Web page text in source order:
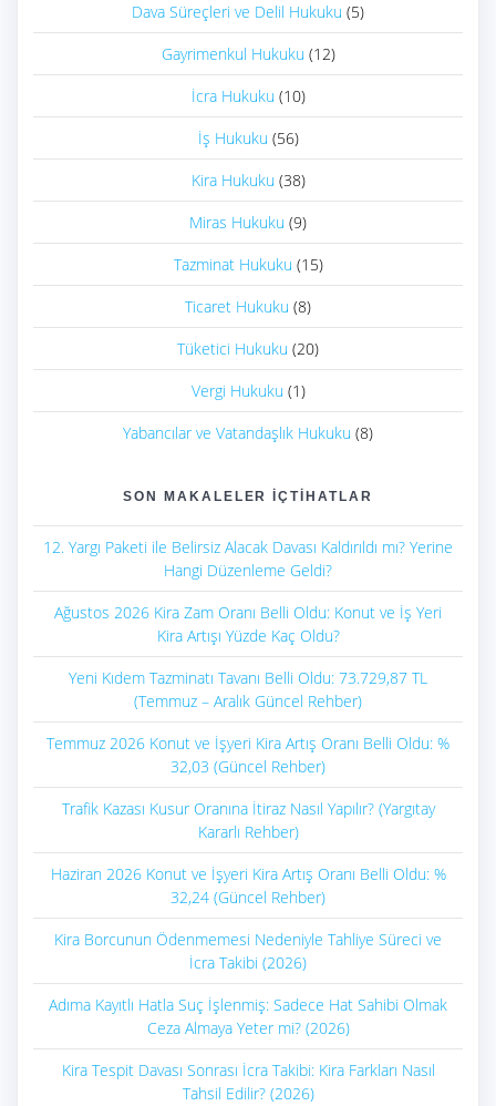
Dava Süreçleri ve Delil Hukuku (5)
Gayrimenkul Hukuku (12)
İcra Hukuku (10)
İş Hukuku (56)
Kira Hukuku (38)
Miras Hukuku (9)
Tazminat Hukuku (15)
Ticaret Hukuku (8)
Tüketici Hukuku (20)
Vergi Hukuku (1)
Yabancılar ve Vatandaşlık Hukuku (8)
SON MAKALELER İÇTIHATLAR
12. Yargı Paketi ile Belirsiz Alacak Davası Kaldırıldı mı? Yerine
Hangi Düzenleme Geldi?
Ağustos 2026 Kira Zam Oranı Belli Oldu: Konut ve İş Yeri
Kira Artışı Yüzde Kaç Oldu?
Yeni Kıdem Tazminatı Tavanı Belli Oldu: 73.729,87 TL
(Temmuz – Aralık Güncel Rehber)
Temmuz 2026 Konut ve İşyeri Kira Artış Oranı Belli Oldu: %
32,03 (Güncel Rehber)
Trafik Kazası Kusur Oranına İtiraz Nasıl Yapılır? (Yargıtay
Kararlı Rehber)
Haziran 2026 Konut ve İşyeri Kira Artış Oranı Belli Oldu: %
32,24 (Güncel Rehber)
Kira Borcunun Ödenmemesi Nedeniyle Tahliye Süreci ve
İcra Takibi (2026)
Adıma Kayıtlı Hatla Suç İşlenmiş: Sadece Hat Sahibi Olmak
Ceza Almaya Yeter mi? (2026)
Kira Tespit Davası Sonrası İcra Takibi: Kira Farkları Nasıl
Tahsil Edilir? (2026)